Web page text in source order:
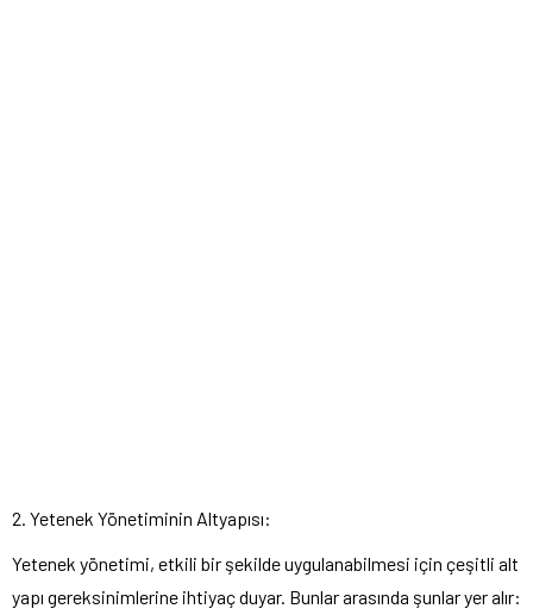
2. Yetenek Yönetiminin Altyapısı:
Yetenek yönetimi, etkili bir şekilde uygulanabilmesi için çeşitli alt
yapı gereksinimlerine ihtiyaç duyar. Bunlar arasında şunlar yer alır: